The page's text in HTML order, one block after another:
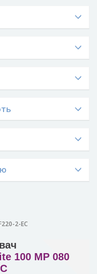
2-EC
100 MP 080